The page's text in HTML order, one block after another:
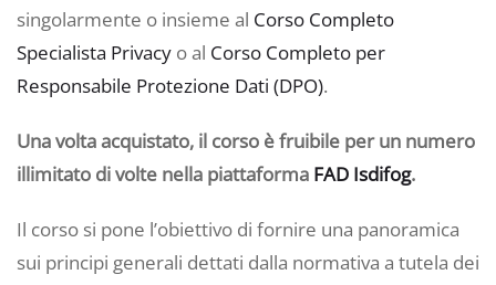
singolarmente o insieme al Corso Completo
Specialista Privacy o al Corso Completo per
Responsabile Protezione Dati (DPO).
Una volta acquistato, il corso è fruibile per un numero
illimitato di volte nella piattaforma FAD Isdifog.
Il corso si pone l’obiettivo di fornire una panoramica
sui principi generali dettati dalla normativa a tutela dei